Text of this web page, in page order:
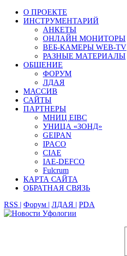
О ПРОЕКТЕ
ИНСТРУМЕНТАРИЙ
АНКЕТЫ
ОНЛАЙН МОНИТОРЫ
ВЕБ-КАМЕРЫ WEB-TV
РАЗНЫЕ МАТЕРИАЛЫ
ОБЩЕНИЕ
ФОРУМ
ЛДАЯ
МАССИВ
САЙТЫ
ПАРТНЕРЫ
МНИЦ EIBC
УНИЦА «ЗОНД»
GEIPAN
IPACO
CIAE
IAE-DEFCO
Fulcrum
КАРТА САЙТА
ОБРАТНАЯ СВЯЗЬ
RSS | Форум | ЛДАЯ | PDA